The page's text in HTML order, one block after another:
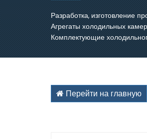
Разработка, изготовление
Агрегаты холодильных
Комплектующие
Перейти на главную